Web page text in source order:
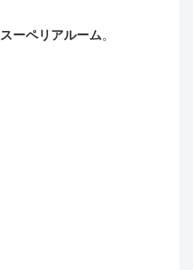
スーペリアルーム。